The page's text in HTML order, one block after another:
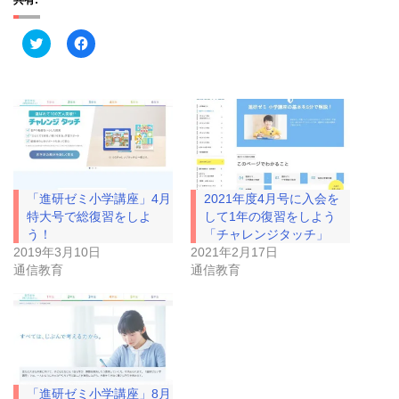
ク
リ
て
T
w
i
t
t
で
共
有
(
新
し
い
ウ
ン
ド
で
開
す
)
F
a
o
o
k
で
共
す
に
は
ク
リ
ク
し
だ
(
新
い
ウ
ィ
「進研ゼミ小学講座」4月
特大号で総復習をしよ
う！
2019年3月10日
通信教育
2021年度4月号に入会を
して1年の復習をしよう
「チャレンジタッチ」
2021年2月17日
通信教育
「進研ゼミ小学講座」8月